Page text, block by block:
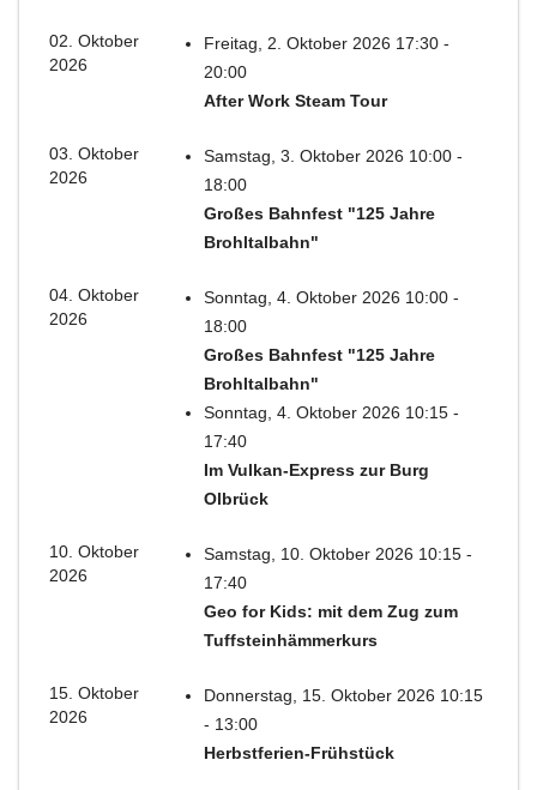
02. Oktober
2026
Freitag, 2. Oktober 2026 17:30 -
20:00
After Work Steam Tour
03. Oktober
2026
Samstag, 3. Oktober 2026 10:00 -
18:00
Großes Bahnfest "125 Jahre
Brohltalbahn"
04. Oktober
2026
Sonntag, 4. Oktober 2026 10:00 -
18:00
Großes Bahnfest "125 Jahre
Brohltalbahn"
Sonntag, 4. Oktober 2026 10:15 -
17:40
Im Vulkan-Express zur Burg
Olbrück
10. Oktober
2026
Samstag, 10. Oktober 2026 10:15 -
17:40
Geo for Kids: mit dem Zug zum
Tuffsteinhämmerkurs
15. Oktober
2026
Donnerstag, 15. Oktober 2026 10:15
- 13:00
Herbstferien-Frühstück